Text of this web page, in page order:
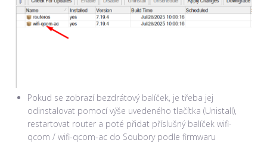
Pokud se zobrazí bezdrátový balíček, je třeba jej
odinstalovat pomocí výše uvedeného tlačítka (Unistall),
restartovat router a poté přidat příslušný balíček wifi-
qcom / wifi-qcom-ac do Soubory podle firmwaru